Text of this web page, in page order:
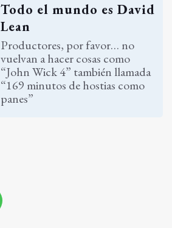
Todo el mundo es David
Lean
Productores, por favor… no
vuelvan a hacer cosas como
“John Wick 4” también llamada
“169 minutos de hostias como
panes”